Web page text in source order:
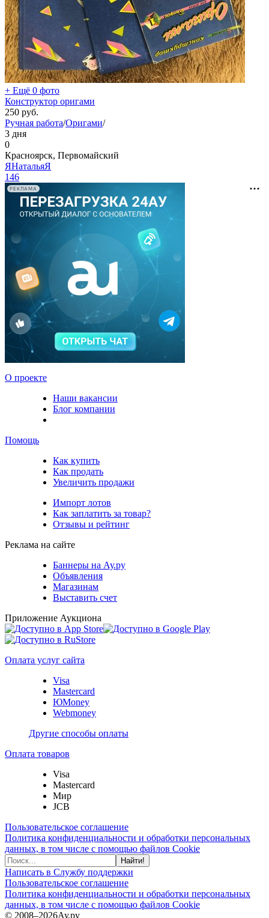
+ Ещё 0 фото
Конструктор оригами
250 руб.
Ручная работа/Оригами/
3 дня
0
Красноярск, Первомайский
ЯНатальяЯ
146
РЕКЛАМА
О проекте
Наши вакансии
Блог компании
Помощь
Как купить
Как продать
Увеличить продажи
Импорт лотов
Как заплатить за товар?
Отзывы и рейтинг
Реклама на сайте
Баннеры на Ау.ру
Объявления
Магазинам
Выставить счет
Приложение Аукциона
Оплата услуг сайта
Visa
Mastercard
ЮMoney
Webmoney
Другие способы оплаты
Оплата товаров
Visa
Mastercard
Мир
JCB
Пользовательское соглашение
Политика конфиденциальности и обработки персональных
данных, в том числе с помощью файлов Cookie
Найти!
Написать в Службу поддержки
Пользовательское соглашение
Политика конфиденциальности и обработки персональных
данных, в том числе с помощью файлов Cookie
© 2008–2026Ау.ру